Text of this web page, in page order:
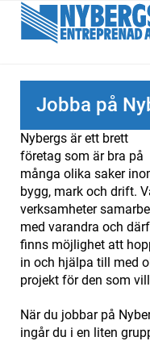
Jobba på
Nybergs är ett brett
företag som är bra på
många olika saker
bygg, mark och drift.
verksamheter
med varandra och
finns möjlighet att
in och hjälpa till med
projekt för den som
När du jobbar på
ingår du i en liten